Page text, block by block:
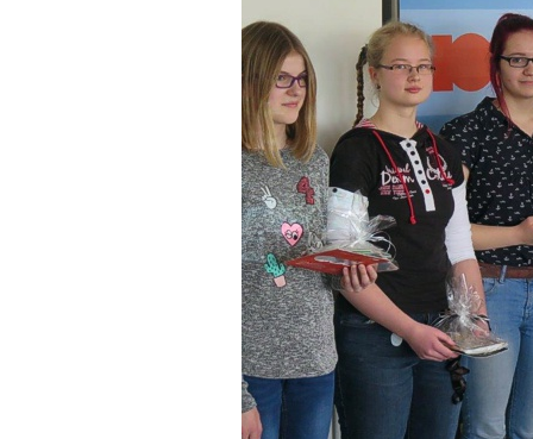
Frau Wunderlich, Eventmanagerin
Videowettbewerbs vor und ist über